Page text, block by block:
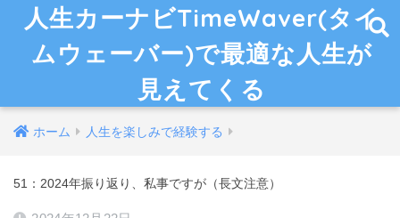
人生カーナビTimeWaver(タイ
ムウェーバー)で最適な人生が
見えてくる
ホーム 人生を楽しみで経験する
51：2024年振り返り、私事ですが（長文注意）